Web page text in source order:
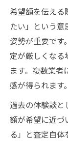
希望額を伝える
たい」という
姿勢が重要です
定が厳しくな
ます。複数業
感が得られます。
過去の体験談と
額が希望に近づ
る」と査定自体